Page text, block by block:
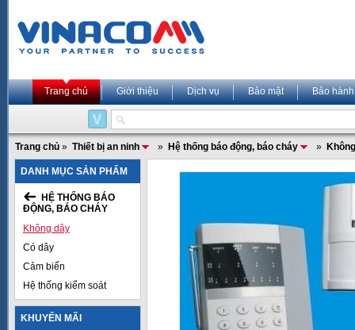
Trang chủ Giới thiệu Dịch vụ Bảo mật Bảo hành
Trang chủ » Thiết bị an ninh » Hệ thống báo động, báo cháy »
DANH MỤC SẢN PHẨM
HỆ THỐNG BÁO
ĐỘNG, BÁO CHÁY
Không dây
Có dây
Cảm biến
Hệ thống kiểm soát
KHUYẾN MÃI